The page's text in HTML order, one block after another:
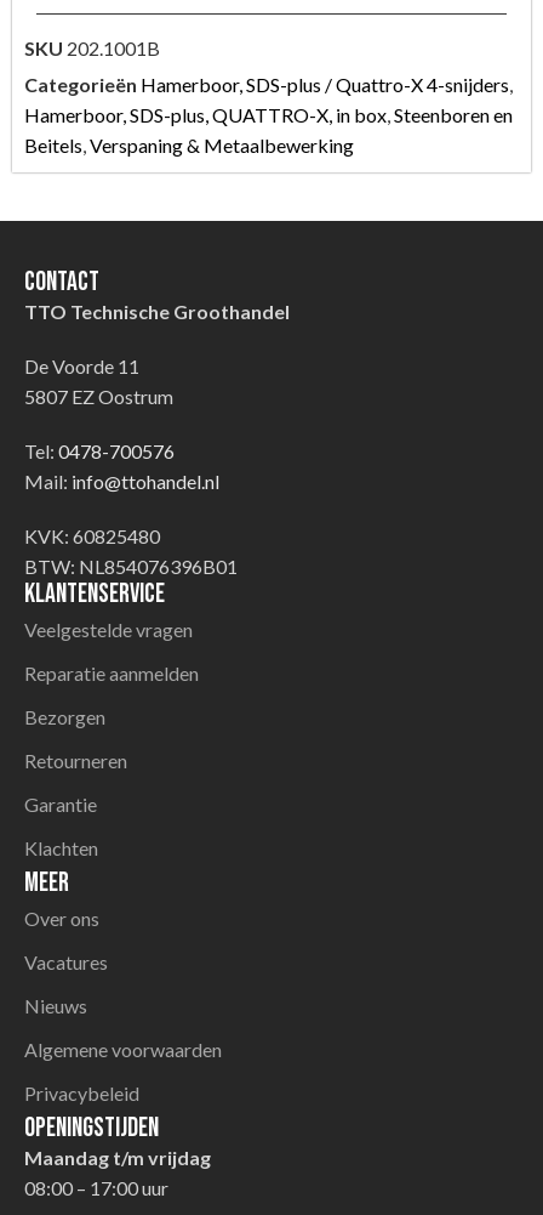
SKU 202.1001B
Categorieën Hamerboor, SDS-plus / Quattro-X 4-snijders,
Hamerboor, SDS-plus, QUATTRO-X, in box,Steenboren en
Beitels,Verspaning & Metaalbewerking
Contact
TTO Technische Groothandel
De Voorde 11
5807 EZ Oostrum
Tel: 0478-700576
Mail: info@ttohandel.nl
KVK: 60825480
BTW: NL854076396B01
Klantenservice
Veelgestelde vragen
Reparatie aanmelden
Bezorgen
Retourneren
Garantie
Klachten
Meer
Over ons
Vacatures
Nieuws
Algemene voorwaarden
Privacybeleid
Openingstijden
Maandag t/m vrijdag
08:00 – 17:00 uur